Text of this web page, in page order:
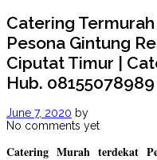
Catering
Pesona Gintung
Ciputat Timur |
Hub. 08155078989
June 7, 2020 by
No comments yet
Catering Murah terdekat